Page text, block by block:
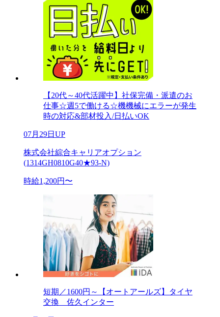
【20代～40代活躍中】社保完備・派遣のお
仕事☆週5で働ける☆機機械にエラーが発生
時の対応&部材投入/日払いOK
07月29日UP
株式会社綜合キャリアオプション
(1314GH0810G40★93-N)
時給1,200円〜
短期／1600円～【オートアールズ】タイヤ
交換 佐久インター